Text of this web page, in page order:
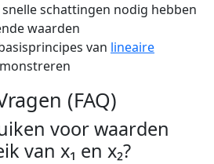
schattingen nodig hebben
waarden
van lineaire
(FAQ)
voor waarden
van x₁ en x₂?